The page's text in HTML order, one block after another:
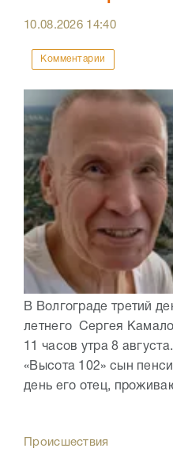
10.08.2026 14:40
Комментарии
В Волгограде третий
летнего Сергея
11 часов утра 8
«Высота 102» сын
день его отец,
Происшествия